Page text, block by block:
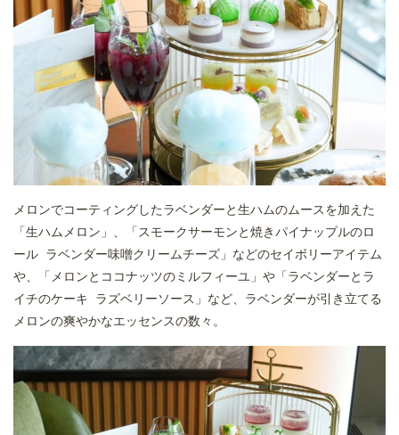
メロンでコーティングしたラベンダーと生ハムのムースを加えた
「生ハムメロン」、「スモークサーモンと焼きパイナップルのロ
ール ラベンダー味噌クリームチーズ」などのセイボリーアイテム
や、「メロンとココナッツのミルフィーユ」や「ラベンダーとラ
イチのケーキ ラズベリーソース」など、ラベンダーが引き立てる
メロンの爽やかなエッセンスの数々。